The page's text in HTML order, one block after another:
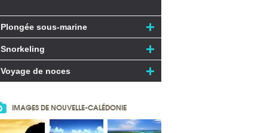
Plongée sous-marine
Snorkeling
Voyage de noces
IMAGES DE NOUVELLE-CALÉDONIE